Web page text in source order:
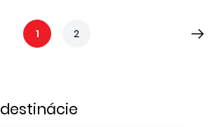
1 2
destinácie